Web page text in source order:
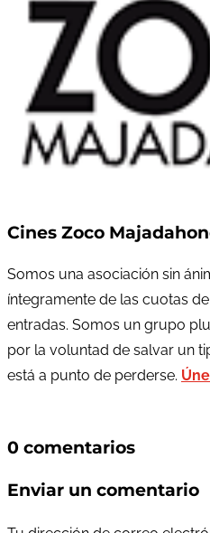
Cines Zoco
Somos una asociación sin
íntegramente de las cuotas
entradas. Somos un grupo
por la voluntad de salvar un
está a punto de perderse.
0 comentarios
Enviar un comentario